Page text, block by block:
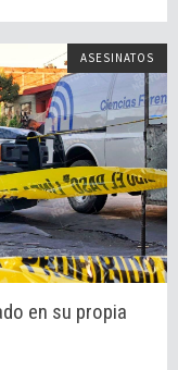
ASESINATOS
en su propia